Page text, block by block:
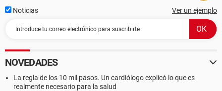
Noticias Ver un ejemplo
NOVEDADES
La regla de los 10 mil pasos. Un cardiólogo explicó lo que es
realmente necesario para la salud